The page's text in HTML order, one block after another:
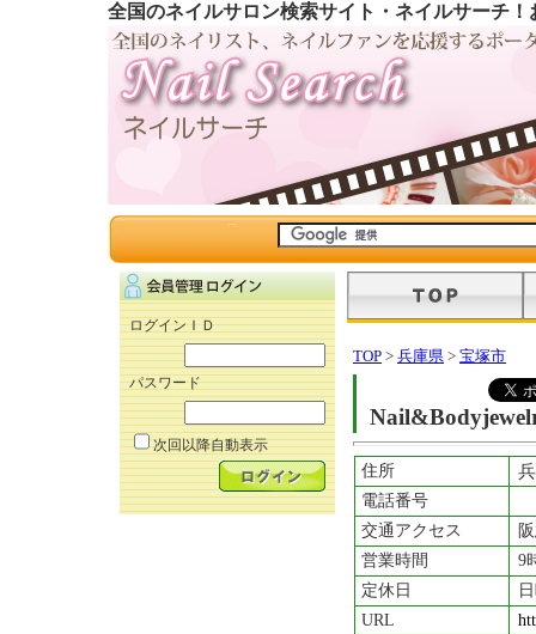
全国のネイルサロン検索サイト・ネイルサーチ
ログインＩＤ
パスワード
次回以降自動表示
TOP > 兵庫県 > 宝塚市
住所
電話番号
交通アクセス
営業時間
9
定休日
URL